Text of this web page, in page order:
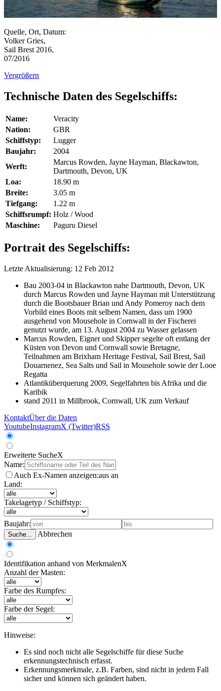
Quelle, Ort, Datum:
Volker Gries,
Sail Brest 2016,
07/2016
Vergrößern
Technische Daten des Segelschiffs:
Name:
Veracity
Nation:
GBR
Schiffstyp:
Lugger
Baujahr:
2004
Werft:
Marcus Rowden, Jayne Hayman, Blackawton,
Dartmouth, Devon, UK
Loa:
18.90 m
Breite:
3.05 m
Tiefgang:
1.22 m
Schiffsrumpf: Holz / Wood
Maschine:
Paguru Diesel
Portrait des Segelschiffs:
Letzte Aktualisierung: 12 Feb 2012
Bau 2003-04 in Blackawton nahe Dartmouth, Devon, UK
durch Marcus Rowden und Jayne Hayman mit Unterstützung
durch die Bootsbauer Brian und Andy Pomeroy nach dem
Vorbild eines Boots mit selbem Namen, dass um 1900
ausgehend von Mousehole in Cornwall in der Fischerei
genutzt wurde, am 13. August 2004 zu Wasser gelassen
Marcus Rowden, Eigner und Skipper segelte oft entlang der
Küsten von Devon und Cornwall sowie Bretagne,
Teilnahmen am Brixham Heritage Festival, Sail Brest, Sail
Douarnenez, Sea Salts und Sail in Mousehole sowie der Looe
Regatta
Atlantiküberquerung 2009, Segelfahrten bis Afrika und die
Karibik
stand 2011 in Millbrook, Cornwall, UK zum Verkauf
KontaktÜber die Daten
YoutubeInstagramX (Twitter)RSS
Erweiterte SucheX
Name:
Auch Ex-Namen anzeigen:aus an
Land:
Takelagetyp / Schiffstyp:
Baujahr:
Suche... Abbrechen
Identifikation anhand von MerkmalenX
Anzahl der Masten:
Farbe des Rumpfes:
Farbe der Segel:
Hinweise:
Es sind noch nicht alle Segelschiffe für diese Suche
erkennungstechnisch erfasst.
Erkennungsmerkmale, z.B. Farben, sind nicht in jedem Fall
sicher und können sich geändert haben.